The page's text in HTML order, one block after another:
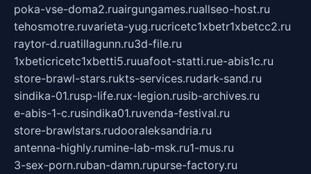
poka-vse-doma2.ruairgungames.ruallseo-host.ru
tehosmotre.ruvarieta-yug.rucricetc1xbetr1xbetcc2.ru
raytor-d.ruatillagunn.ru3d-file.ru
1xbeticricetc1xbetti5.ruuafoot-statti.rue-abis1c.ru
store-brawl-stars.rukts-services.rudark-sand.ru
sindika-01.rusp-life.rux-legion.rusib-archives.ru
e-abis-1-c.rusindika01.ruvenda-festival.ru
store-brawlstars.rudooraleksandria.ru
antenna-highly.rumine-lab-msk.ru1-mus.ru
3-sex-porn.ruban-damn.rupurse-factory.ru